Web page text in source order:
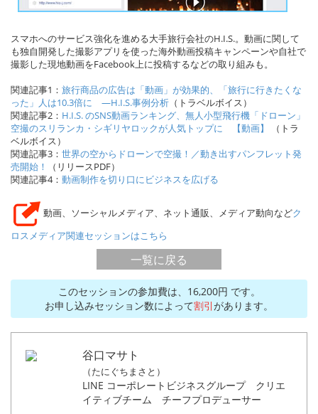
スマホへのサービス強化を進める大手旅行会社のH.I.S.。動画に関して
も独自開発した撮影アプリを使った海外動画投稿キャンペーンや自社で
撮影した現地動画をFacebook上に投稿するなどの取り組みも。
関連記事1： 旅行商品の広告は「動画」が効果的、「旅行に行きたくな
った」人は10.3倍に　―H.I.S.事例分析 （トラベルボイス）
関連記事2： H.I.S. のSNS動画ランキング、無人小型飛行機「ドローン」
空撮のスリランカ・シギリヤロックが人気トップに　【動画】
（トラ
ベルボイス）
関連記事3： 世界の空からドローンで空撮！／動き出すパンフレット発
売開始！
（リリースPDF）
関連記事4： 動画制作を切り口にビジネスを広げる
動画、ソーシャルメディア、ネット通販、メディア動向などク
ロスメディア関連セッションはこちら
一覧に戻る
このセッションの参加費は、16,200円 です。
お申し込みセッション数によって割引があります。
谷口マサト
（たにぐちまさと）
LINE コーポレートビジネスグループ クリエ
イティブチーム チーフプロデューサー